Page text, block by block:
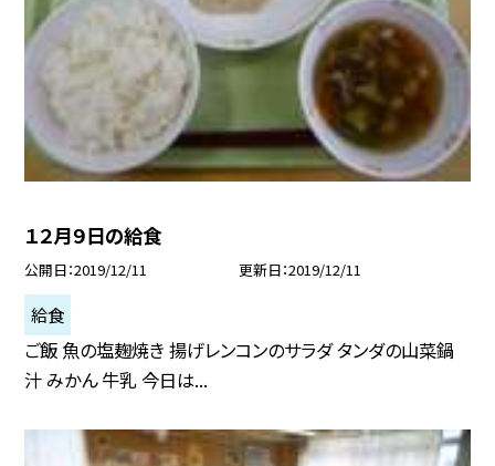
１２月９日の給食
公開日 2019/12/11 更新日 2019/12/11
給食
ご飯 魚の塩麹焼き 揚げレンコンのサラダ タンダの山菜鍋
汁 みかん 牛乳 今日は...